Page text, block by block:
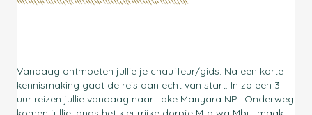
Vandaag ontmoeten jullie je chauffeur/gids. Na een korte
kennismaking gaat de reis dan echt van start. In zo een 3
uur reizen jullie vandaag naar Lake Manyara NP. Onderweg